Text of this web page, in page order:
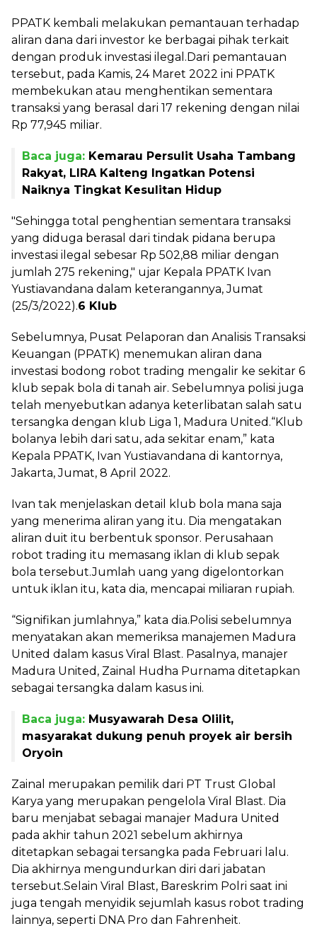
PPATK kembali melakukan pemantauan terhadap
aliran dana dari investor ke berbagai pihak terkait
dengan produk investasi ilegal.Dari pemantauan
tersebut, pada Kamis, 24 Maret 2022 ini PPATK
membekukan atau menghentikan sementara
transaksi yang berasal dari 17 rekening dengan nilai
Rp 77,945 miliar.
Baca juga: Kemarau Persulit Usaha Tambang
Rakyat, LIRA Kalteng Ingatkan Potensi
Naiknya Tingkat Kesulitan Hidup
"Sehingga total penghentian sementara transaksi
yang diduga berasal dari tindak pidana berupa
investasi ilegal sebesar Rp 502,88 miliar dengan
jumlah 275 rekening," ujar Kepala PPATK Ivan
Yustiavandana dalam keterangannya, Jumat
(25/3/2022).6 Klub
Sebelumnya, Pusat Pelaporan dan Analisis Transaksi
Keuangan (PPATK) menemukan aliran dana
investasi bodong robot trading mengalir ke sekitar 6
klub sepak bola di tanah air. Sebelumnya polisi juga
telah menyebutkan adanya keterlibatan salah satu
tersangka dengan klub Liga 1, Madura United.“Klub
bolanya lebih dari satu, ada sekitar enam,” kata
Kepala PPATK, Ivan Yustiavandana di kantornya,
Jakarta, Jumat, 8 April 2022.
Ivan tak menjelaskan detail klub bola mana saja
yang menerima aliran yang itu. Dia mengatakan
aliran duit itu berbentuk sponsor. Perusahaan
robot trading itu memasang iklan di klub sepak
bola tersebut.Jumlah uang yang digelontorkan
untuk iklan itu, kata dia, mencapai miliaran rupiah.
“Signifikan jumlahnya,” kata dia.Polisi sebelumnya
menyatakan akan memeriksa manajemen Madura
United dalam kasus Viral Blast. Pasalnya, manajer
Madura United, Zainal Hudha Purnama ditetapkan
sebagai tersangka dalam kasus ini.
Baca juga: Musyawarah Desa Olilit,
masyarakat dukung penuh proyek air bersih
Oryoin
Zainal merupakan pemilik dari PT Trust Global
Karya yang merupakan pengelola Viral Blast. Dia
baru menjabat sebagai manajer Madura United
pada akhir tahun 2021 sebelum akhirnya
ditetapkan sebagai tersangka pada Februari lalu.
Dia akhirnya mengundurkan diri dari jabatan
tersebut.Selain Viral Blast, Bareskrim Polri saat ini
juga tengah menyidik sejumlah kasus robot trading
lainnya, seperti DNA Pro dan Fahrenheit.